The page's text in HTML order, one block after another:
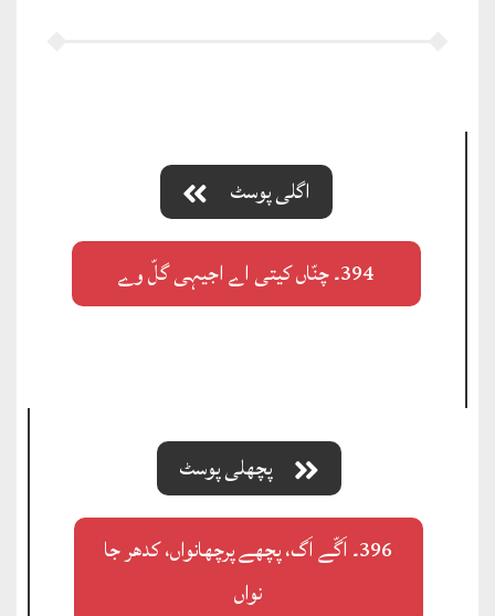
اگلی پوسٹ
394۔ چنّاں کیتی اے اجیہی گلّ وے
پچھلی پوسٹ
396۔ اَگّے اَگ، پچھے پرچھانواں، کدھر جا
نواں